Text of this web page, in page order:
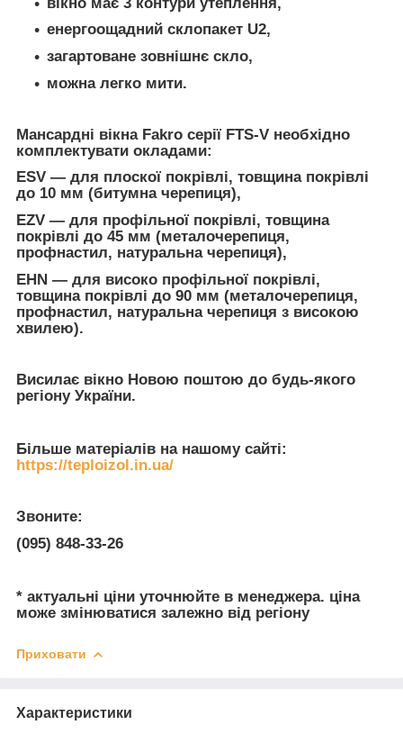
енергоощадний склопакет U2,
загартоване зовнішнє скло,
можна легко мити.
Мансардні вікна Fakro серії FTS-V необхідно
комплектувати окладами:
ESV — для плоскої покрівлі, товщина покрівлі
до 10 мм (битумна черепиця),
EZV — для профільної покрівлі, товщина
покрівлі до 45 мм (металочерепиця,
профнастил, натуральна черепиця),
EHN — для високо профільної покрівлі,
товщина покрівлі до 90 мм (металочерепиця,
профнастил, натуральна черепиця з високою
хвилею).
Висилає вікно Новою поштою до будь-якого
регіону України.
Більше матеріалів на нашому сайті:
https://teploizol.in.ua/
Звоните:
(095) 848-33-26
* актуальні ціни уточнюйте в менеджера. ціна
може змінюватися залежно від регіону
Приховати
Характеристики